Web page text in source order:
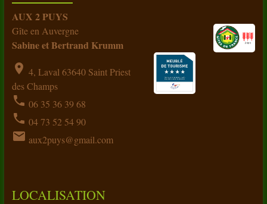
AUX 2 PUYS
Gîte en Auvergne
Sabine et Bertrand Krumm
location_on 4, Laval 63640 Saint Priest
des Champs
phone 06 35 36 39 68
phone 04 73 52 54 90
email aux2puys@gmail.com
LOCALISATION